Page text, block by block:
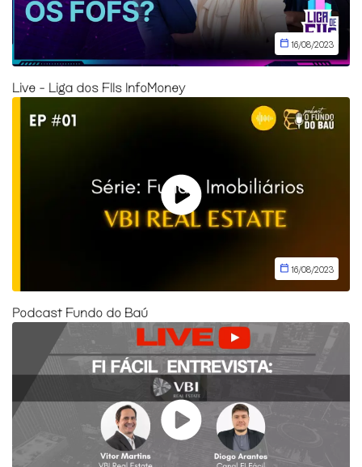
16/08/2023
Live - Liga dos FIIs InfoMoney
16/08/2023
Podcast Fundo do Baú